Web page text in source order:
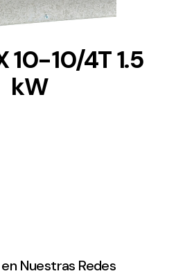
10-10/4T 1.5
kW
Nuestras Redes